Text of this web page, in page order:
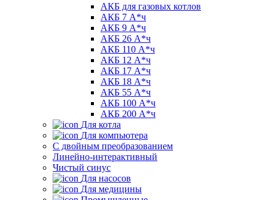
АКБ для газовых котлов
АКБ 7 А*ч
АКБ 9 А*ч
АКБ 26 А*ч
АКБ 110 А*ч
АКБ 12 А*ч
АКБ 17 А*ч
АКБ 18 А*ч
АКБ 55 А*ч
АКБ 100 А*ч
АКБ 200 А*ч
Для котла
Для компьютера
C двойным преобразованием
Линейно-интерактивный
Чистый синус
Для насосов
Для медицины